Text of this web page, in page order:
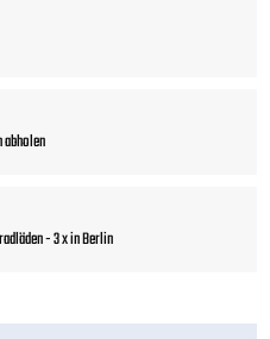
abholen
- 3 x in Berlin